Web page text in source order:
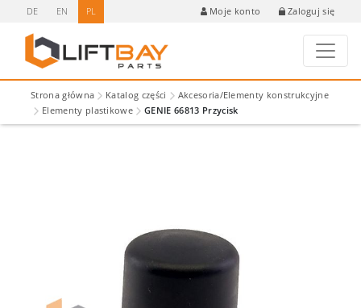
DE EN PL Moje konto Zaloguj się
Strona główna Katalog części
Akcesoria/Elementy konstrukcyjne
Elementy plastikowe
GENIE 66813 Przycisk